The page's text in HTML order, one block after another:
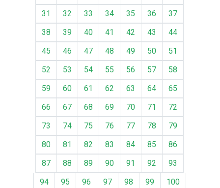
31
32 33 34 35 36
37
38
39 40 41 42 43
44
45
46 47 48 49 50
51
52
53 54 55 56 57
58
59
60 61 62 63 64
65
66
67 68 69 70 71
72
73
74 75 76 77 78
79
80
81 82 83 84 85
86
87
88 89 90 91 92
93
94
95 96 97 98 99
100